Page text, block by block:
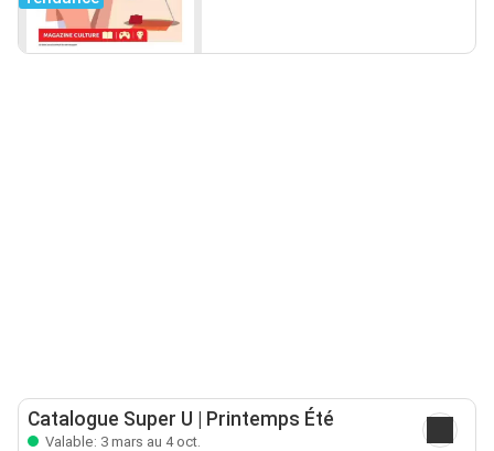
Catalogue Super U | Printemps Été
Valable: 3 mars au 4 oct.